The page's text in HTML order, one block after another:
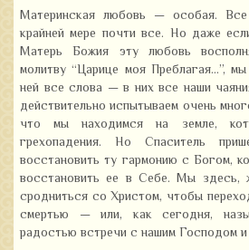
Материнская любовь — особая.
крайней мере почти все. Но даже
Матерь Божия эту любовь
молитву “Царице моя Преблагая…”,
ней все слова — в них все наши
действительно испытываем очень
что мы находимся на земле,
грехопадения. Но Спаситель
восстановить ту гармонию с Богом,
восстановить ее в Себе. Мы здесь,
сродниться со Христом, чтобы
смертью — или, как сегодня,
радостью встречи с нашим Господом и